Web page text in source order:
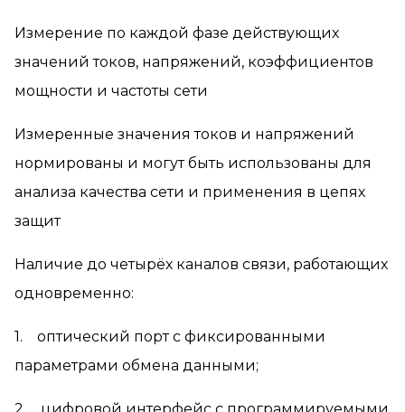
Измерение по каждой фазе действующих
значений токов, напряжений, коэффициентов
мощности и частоты сети
Измеренные значения токов и напряжений
нормированы и могут быть использованы для
анализа качества сети и применения в цепях
защит
Наличие до четырёх каналов связи, работающих
одновременно:
1. оптический порт с фиксированными
параметрами обмена данными;